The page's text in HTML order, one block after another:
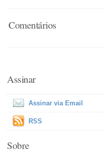
Comentários
Assinar
Assinar via Email
RSS
Sobre